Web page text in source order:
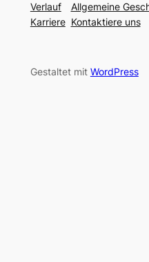
Verlauf
Karriere
Allgemeine
Kontaktiere uns
Gestaltet mit WordPress